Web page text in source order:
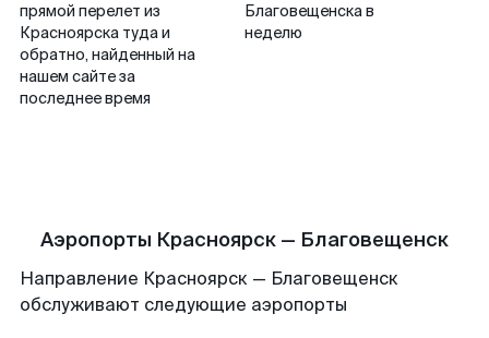
прямой перелет из
Красноярска туда и
обратно, найденный на
нашем сайте за
последнее время
Благовещенска в
неделю
Аэропорты Красноярск — Благовещенск
Направление Красноярск — Благовещенск
обслуживают следующие аэропорты